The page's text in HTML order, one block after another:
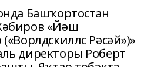
Башҡортостан
«Йәш
Рәсәй»)»
директоры Роберт